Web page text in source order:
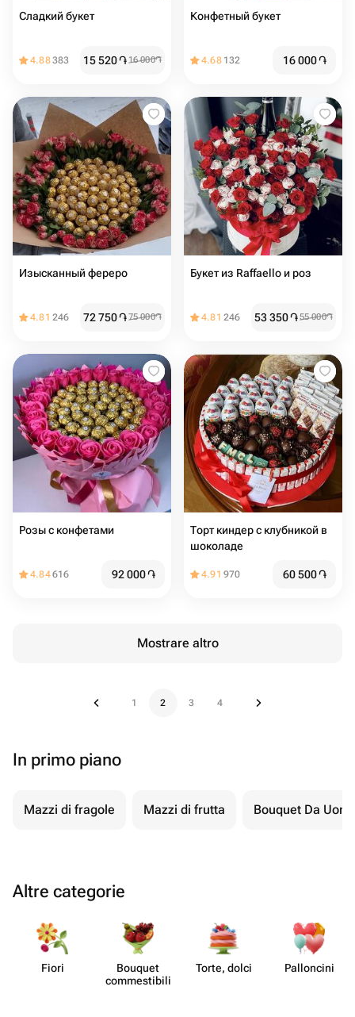
Сладкий букет
4.88383 15 520֏16 000֏
Конфетный букет
4.68 132 16 000֏
Изысканный фереро
4.81 246 72 750֏75 000֏
Букет из Raffaello и роз
4.81 246 53 350֏55 000֏
Розы с конфетами
4.84616 92 000֏
Торт киндер с клубникой в
шоколаде
4.91 970 60 500֏
Mostrare altro
1 2 3 4
In primo piano
Mazzi di fragole Mazzi di frutta Bouquet Da
Altre categorie
Fiori
Bouquet
commes​tibili
Torte, dolci Pall​oncini